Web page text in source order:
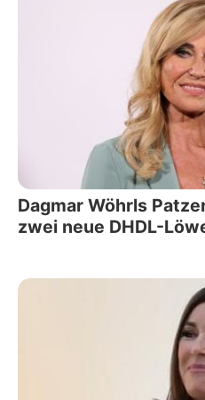
Dagmar Wöhrls
zwei neue DHDL-